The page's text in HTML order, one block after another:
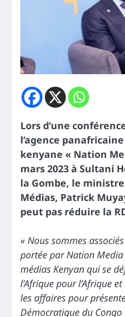
Lors d’une
l’agence
kenyane « Nation
mars 2023 à Sultani
la Gombe, le
Médias, Patrick
peut pas réduire la
« Nous sommes
portée par Nation
médias Kenyan qui se
l’Afrique pour l’Afrique
les affaires pour
Démocratique du